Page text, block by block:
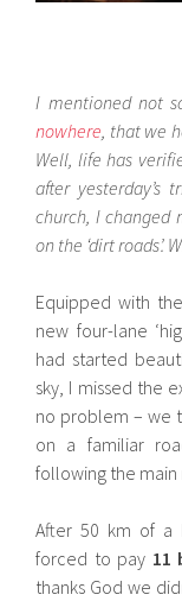
I mentioned not
nowhere, that we
Well, life has
after yesterday’s
church, I changed
on the ‘dirt roads’.
Equipped with
new four-lane
had started
sky, I missed the
no problem – we
on a familiar
following the
After 50 km of a
forced to pay 11
thanks God we